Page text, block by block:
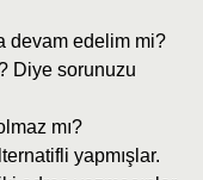
devam edelim mi?
Diye sorunuzu
mı?
yapmışlar.